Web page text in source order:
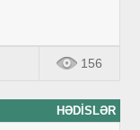
156
HƏDISLƏR